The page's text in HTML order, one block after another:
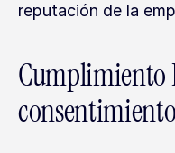
reputación de la
Cumplimiento
consentimiento